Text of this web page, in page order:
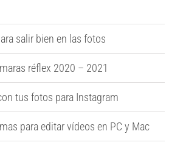
salir bien en las fotos
réflex 2020 – 2021
tus fotos para Instagram
para editar vídeos en PC y Mac